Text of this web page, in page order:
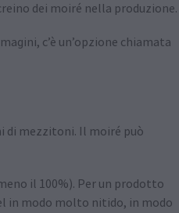
dei moiré nella produzione.
c’è un’opzione chiamata
di mezzitoni. Il moiré può
il 100%). Per un prodotto
in modo molto nitido, in modo